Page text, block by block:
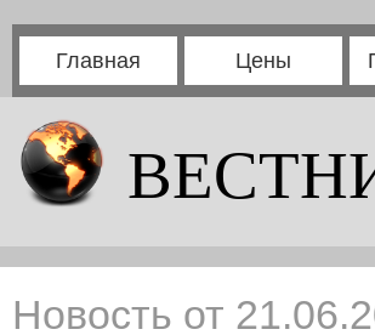
Главная Цены
Новость от